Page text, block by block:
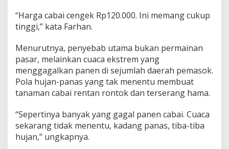
“Harga cabai cengek Rp120.000. Ini memang cukup
tinggi,” kata Farhan.
Menurutnya, penyebab utama bukan permainan
pasar, melainkan cuaca ekstrem yang
menggagalkan panen di sejumlah daerah pemasok.
Pola hujan-panas yang tak menentu membuat
tanaman cabai rentan rontok dan terserang hama.
“Sepertinya banyak yang gagal panen cabai. Cuaca
sekarang tidak menentu, kadang panas, tiba-tiba
hujan,” ungkapnya.